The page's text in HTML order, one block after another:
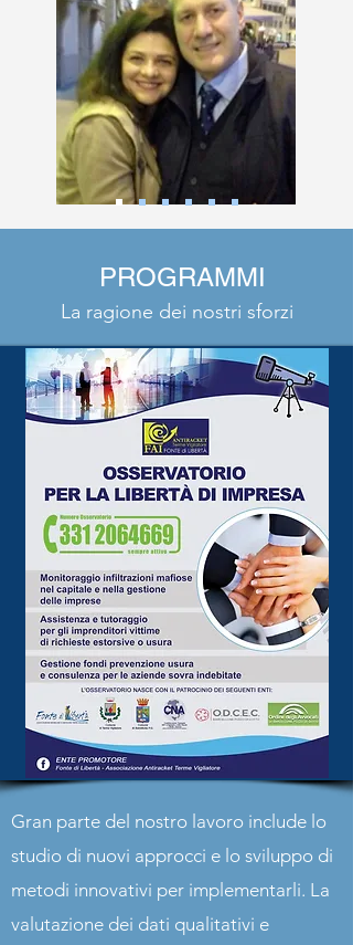
PROGRAMMI
La ragione dei nostri sforzi
SVILUPPO DELLA COMUNITÀ
Gran parte del nostro lavoro include lo
studio di nuovi approcci e lo sviluppo di
metodi innovativi per implementarli. La
valutazione dei dati qualitativi e